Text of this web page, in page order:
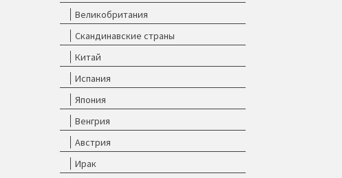
Великобритания
Скандинавские страны
Китай
Испания
Япония
Венгрия
Австрия
Ирак